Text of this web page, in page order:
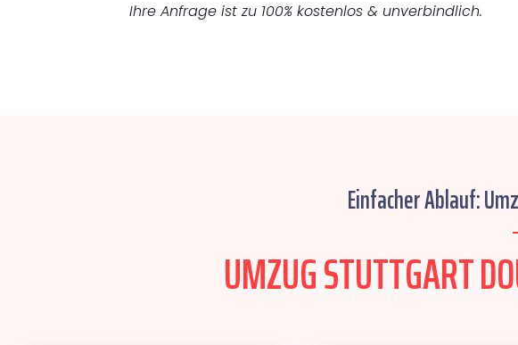
Ihre Anfrage ist zu 100% kostenlos & unverbindlich.
Einfacher Ablauf:
UMZUG STUTTGART